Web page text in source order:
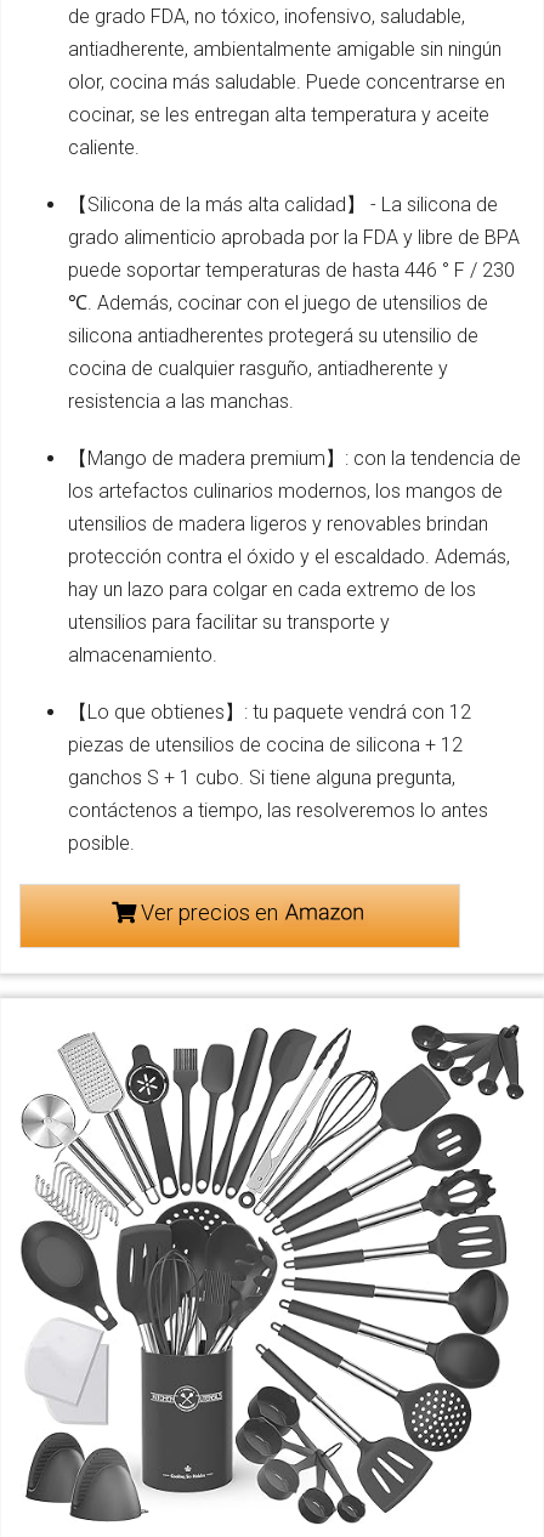
de grado FDA, no tóxico, inofensivo, saludable,
antiadherente, ambientalmente amigable sin ningún
olor, cocina más saludable. Puede concentrarse en
cocinar, se les entregan alta temperatura y aceite
caliente.
【Silicona de la más alta calidad】 - La silicona de
grado alimenticio aprobada por la FDA y libre de BPA
puede soportar temperaturas de hasta 446 ° F / 230
℃. Además, cocinar con el juego de utensilios de
silicona antiadherentes protegerá su utensilio de
cocina de cualquier rasguño, antiadherente y
resistencia a las manchas.
【Mango de madera premium】: con la tendencia de
los artefactos culinarios modernos, los mangos de
utensilios de madera ligeros y renovables brindan
protección contra el óxido y el escaldado. Además,
hay un lazo para colgar en cada extremo de los
utensilios para facilitar su transporte y
almacenamiento.
【Lo que obtienes】: tu paquete vendrá con 12
piezas de utensilios de cocina de silicona + 12
ganchos S + 1 cubo. Si tiene alguna pregunta,
contáctenos a tiempo, las resolveremos lo antes
posible.
Ver precios en